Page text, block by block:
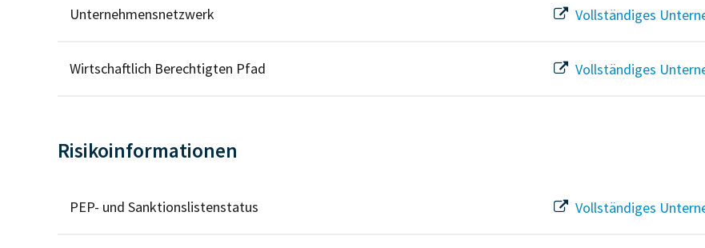
Unternehmensnetzwerk Vollständiges
Wirtschaftlich Berechtigten Pfad Vollständiges
Risikoinformationen
PEP- und Sanktionslistenstatus Vollständiges